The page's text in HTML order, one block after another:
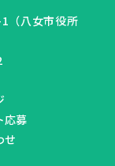
応募
せ
（八女市役所